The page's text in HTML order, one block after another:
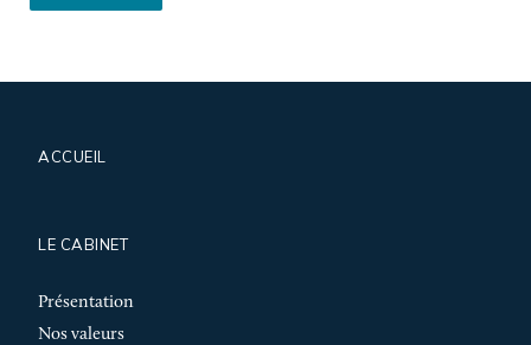
ACCUEIL
LE CABINET
Présentation
Nos valeurs